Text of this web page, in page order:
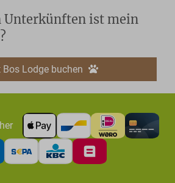
Unterkünften ist mein
Lodge buchen